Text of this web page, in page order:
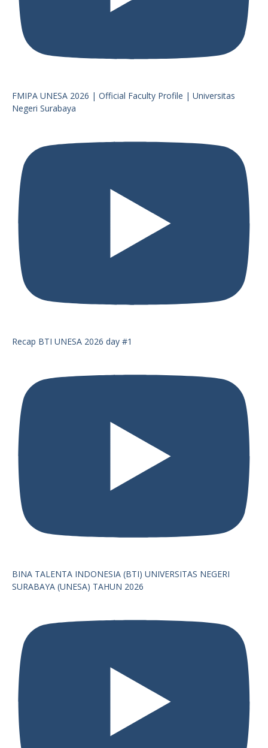
FMIPA UNESA 2026 | Official Faculty Profile | Universitas
Negeri Surabaya
Recap BTI UNESA 2026 day #1
BINA TALENTA INDONESIA (BTI) UNIVERSITAS NEGERI
SURABAYA (UNESA) TAHUN 2026